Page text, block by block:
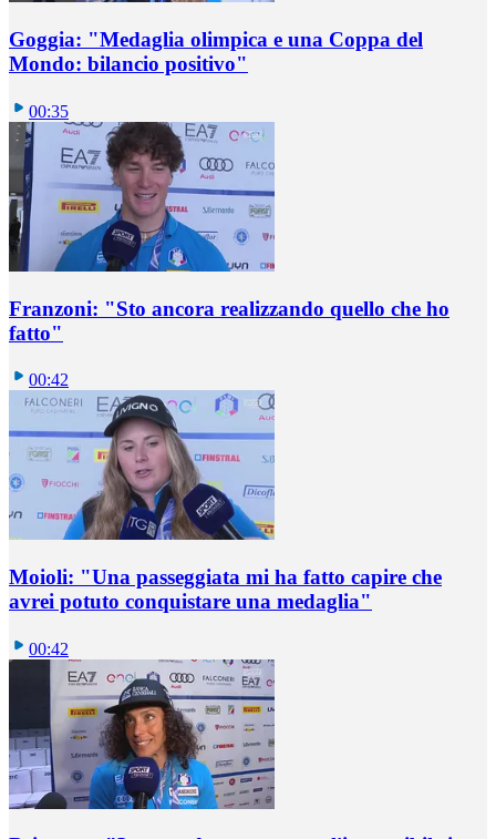
Goggia: "Medaglia olimpica e una Coppa del
Mondo: bilancio positivo"
00:35
Franzoni: "Sto ancora realizzando quello che ho
fatto"
00:42
Moioli: "Una passeggiata mi ha fatto capire che
avrei potuto conquistare una medaglia"
00:42